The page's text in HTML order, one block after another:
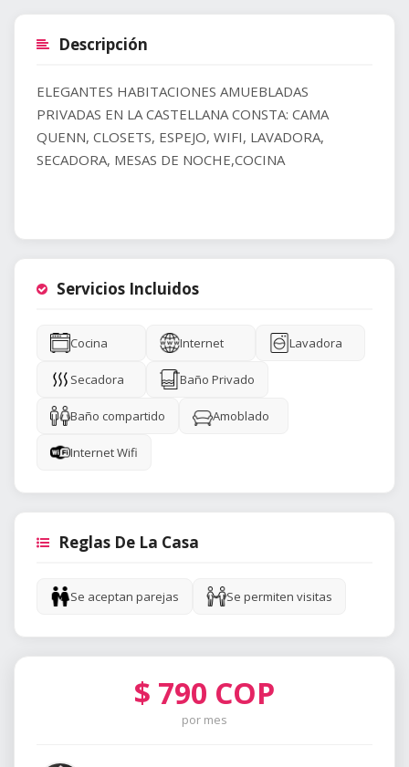
Descripción
ELEGANTES HABITACIONES AMUEBLADAS
PRIVADAS EN LA CASTELLANA CONSTA: CAMA
QUENN, CLOSETS, ESPEJO, WIFI, LAVADORA,
SECADORA, MESAS DE NOCHE,COCINA
Servicios Incluidos
Cocina Internet Lavadora
Secadora Baño Privado
Baño compartido Amoblado
Internet Wifi
Reglas De La Casa
Se aceptan parejas Se permiten visitas
$ 790 COP
por mes